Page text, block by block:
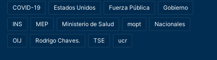
COVID-19 Estados Unidos Fuerza Pública Gobierno
INS MEP Ministerio de Salud mopt Nacionales
OIJ Rodrigo Chaves. TSE ucr